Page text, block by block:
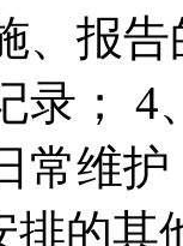
、报
录； 4
常维
排的其